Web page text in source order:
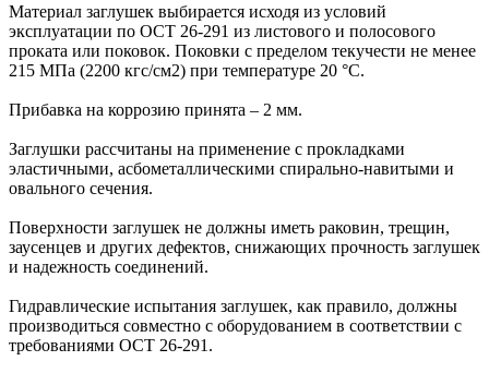
Материал заглушек выбирается исходя из условий
эксплуатации по ОСТ 26-291 из листового и полосового
проката или поковок. Поковки с пределом текучести не менее
215 МПа (2200 кгс/см2) при температуре 20 °С.
Прибавка на коррозию принята – 2 мм.
Заглушки рассчитаны на применение с прокладками
эластичными, асбометаллическими спирально-навитыми и
овального сечения.
Поверхности заглушек не должны иметь раковин, трещин,
заусенцев и других дефектов, снижающих прочность заглушек
и надежность соединений.
Гидравлические испытания заглушек, как правило, должны
производиться совместно с оборудованием в соответствии с
требованиями ОСТ 26-291.